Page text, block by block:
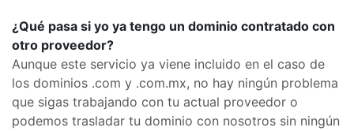
¿Qué pasa si yo ya tengo un dominio contratado con
otro proveedor?
Aunque este servicio ya viene incluido en el caso de
los dominios .com y .com.mx, no hay ningún problema
que sigas trabajando con tu actual proveedor o
podemos trasladar tu dominio con nosotros sin ningún